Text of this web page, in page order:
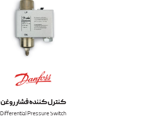
کنترل کننده فشار روغن
Differential Pressure Switch